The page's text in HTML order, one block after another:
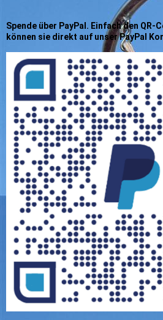
Spende über PayPal. Einfach den QR-
können sie direkt auf unser PayPal